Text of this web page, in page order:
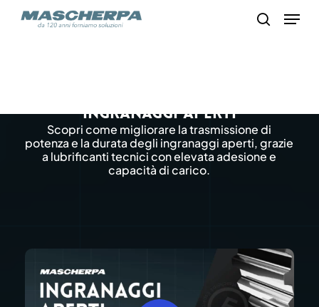
Menu
ingranaggi aperti
Scopri come migliorare la trasmissione di
potenza e la durata degli ingranaggi aperti, grazie
a lubrificanti tecnici con elevata adesione e
capacità di carico.
Play Video
Play Video